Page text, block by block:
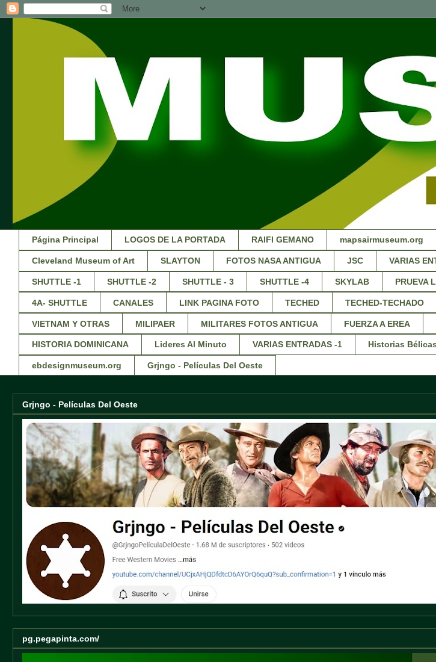
Página Principal LOGOS DE LA PORTADA RAIFI GEMANO mapsairmuseum.org
Cleveland Museum of Art SLAYTON FOTOS NASA ANTIGUA JSC VARIAS
SHUTTLE -1 SHUTTLE -2 SHUTTLE - 3 SHUTTLE -4 SKYLAB PRUEVA
4A- SHUTTLE CANALES LINK PAGINA FOTO TECHED TECHED-TECHADO
VIETNAM Y OTRAS MILIPAER MILITARES FOTOS ANTIGUA FUERZA A EREA
HISTORIA DOMINICANA Lideres Al Minuto VARIAS ENTRADAS -1 Historias Bélicas
ebdesignmuseum.org Grjngo - Películas Del Oeste
Grjngo - Películas Del Oeste
pg.pegapinta.com/